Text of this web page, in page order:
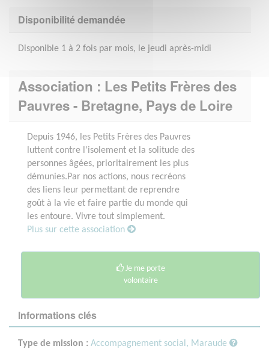
Disponibilité demandée
Disponible 1 à 2 fois par mois, le jeudi après-midi
Association : Les Petits Frères des
Pauvres - Bretagne, Pays de Loire
Depuis 1946, les Petits Frères des Pauvres
luttent contre l'isolement et la solitude des
personnes âgées, prioritairement les plus
démunies.Par nos actions, nous recréons
des liens leur permettant de reprendre
goût à la vie et faire partie du monde qui
les entoure. Vivre tout simplement.
Plus sur cette association
Je me porte
volontaire
Informations clés
Type de mission : Accompagnement social, Maraude